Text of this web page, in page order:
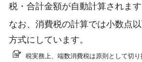
税・合計金額が自動計算されます
なお、消費税の計算では小数点
方式にしています。
税実務上、端数消費税は原則として切